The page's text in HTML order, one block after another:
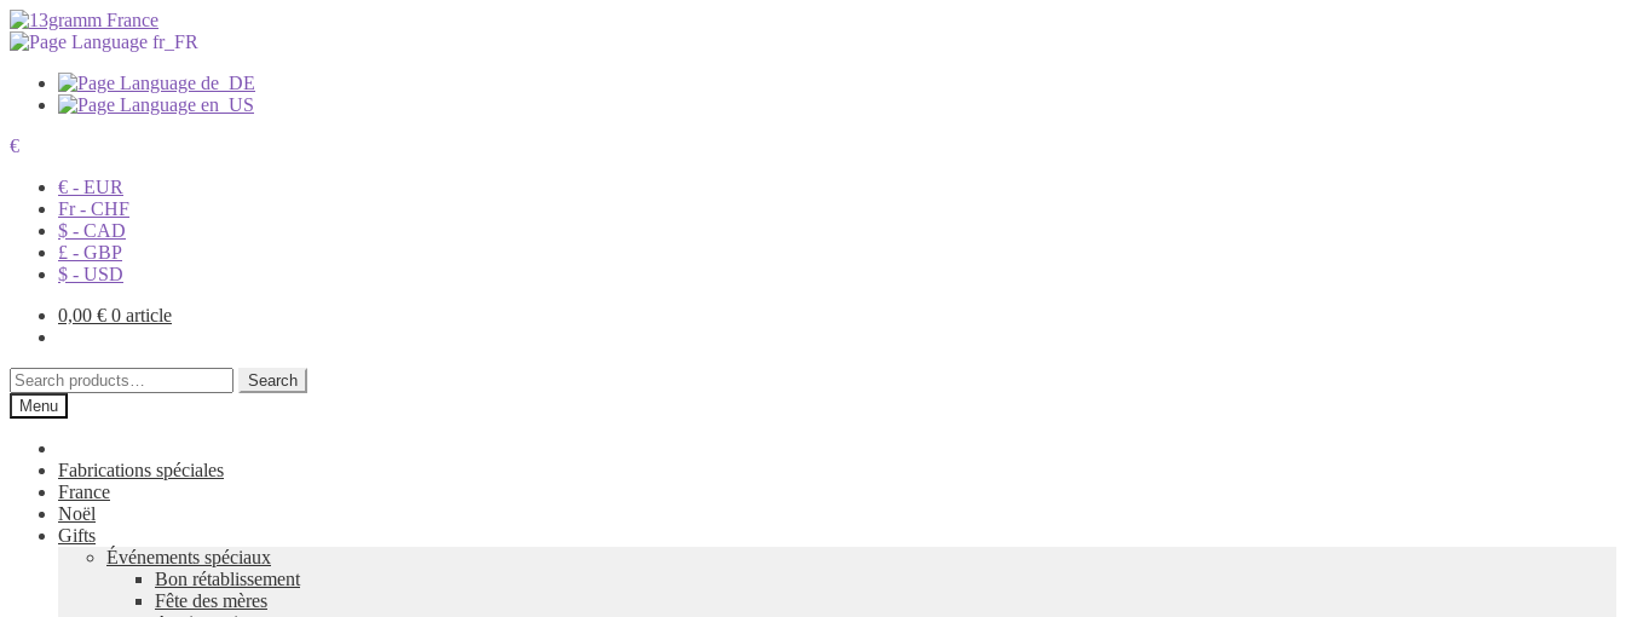
€
€ - EUR
Fr - CHF
$ - CAD
£ - GBP
$ - USD
0,00 € 0 article
Search
for:
Search
Menu
Fabrications spéciales
France
Noël
Gifts
Événements spéciaux
Bon rétablissement
Fête des mères